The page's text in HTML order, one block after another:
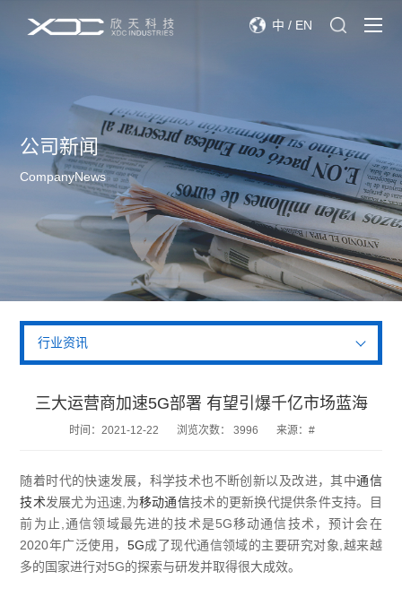
中 / EN
公司新闻
CompanyNews
行业资讯
三大运营商加速5G部署 有望引爆千亿市场蓝海
时间： 2021-12-22 浏览次数： 3996 来源：#
随着时代的快速发展，科学技术也不断创新以及改进，其中通信
技术发展尤为迅速,为移动通信技术的更新换代提供条件支持。目
前为止,通信领域最先进的技术是5G移动通信技术，预计会在
2020年广泛使用， 5G成了现代通信领域的主要研究对象,越来越
多的国家进行对5G的探索与研发并取得很大成效。